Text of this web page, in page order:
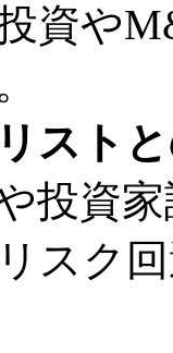
資や
スト
投資
スク